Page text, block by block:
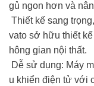
gủ ngon hơn và
Thiết kế sang
vato sở hữu thiết
hông gian nội thất.
Dễ sử dụng: Máy
u khiển điện tử với